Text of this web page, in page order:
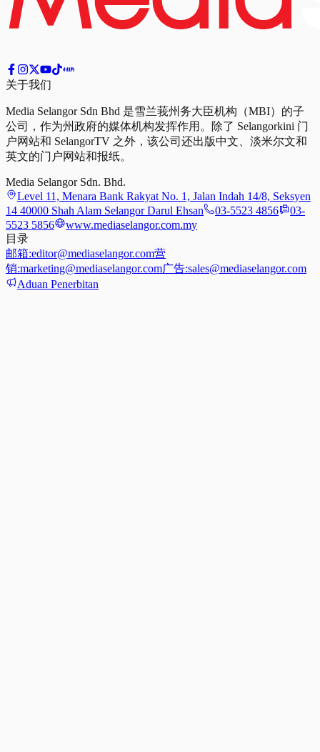
关于我们
Media Selangor Sdn Bhd 是雪兰莪州务大臣机构（MBI）的子
公司，作为州政府的媒体机构发挥作用。除了 Selangorkini 门
户网站和 SelangorTV 之外，该公司还出版中文、淡米尔文和
英文的门户网站和报纸。
Media Selangor Sdn. Bhd.
Level 11, Menara Bank Rakyat No. 1, Jalan Indah 14/8, Seksyen
14 40000 Shah Alam Selangor Darul Ehsan
03-5523 4856
03-
5523 5856
www.mediaselangor.com.my
目录
邮箱:editor@mediaselangor.com营
销:marketing@mediaselangor.com广告:sales@mediaselangor.com
Aduan Penerbitan